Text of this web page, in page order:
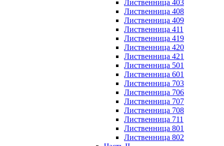
Лиственница 403
Лиственница 408
Лиственница 409
Лиственница 411
Лиственница 419
Лиственница 420
Лиственница 421
Лиственница 501
Лиственница 601
Лиственница 703
Лиственница 706
Лиственница 707
Лиственница 708
Лиственница 711
Лиственница 801
Лиственница 802